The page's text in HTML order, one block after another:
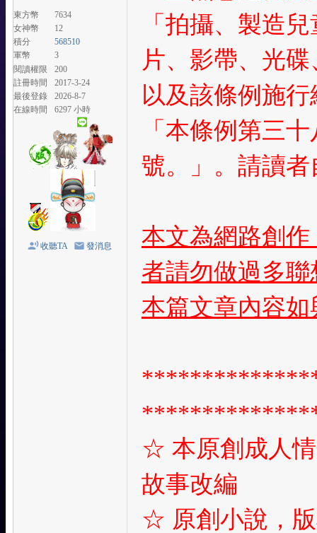
東方幣
7634
女神幣
12
積分
568510
軍幣
3
閱讀權限
200
註冊時間
2017-3-24
最後登錄
2026-8-7
在線時間
6297 小時
收聽TA 發消息
「拍攝、製造
片、影帶、光
以及該條例施
「本條例第三
號。」。請讀者
本文為網路創
者請勿做過多聯
本篇文章內容
☆ 本原創成人
故事改編
☆ 原創小說，